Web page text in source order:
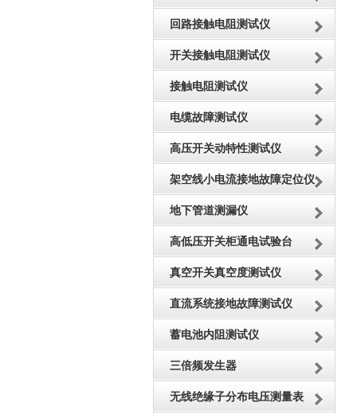
回路接触电阻测试仪
开关接触电阻测试仪
接触电阻测试仪
电缆故障测试仪
高压开关动特性测试仪
架空线小电流接地故障定位仪
地下管道测漏仪
高低压开关柜通电试验台
真空开关真空度测试仪
直流系统接地故障测试仪
蓄电池内阻测试仪
三倍频发生器
无线绝缘子分布电压测量表